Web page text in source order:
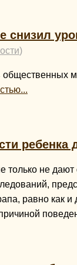
снизил
)
общественных
только не
равно как